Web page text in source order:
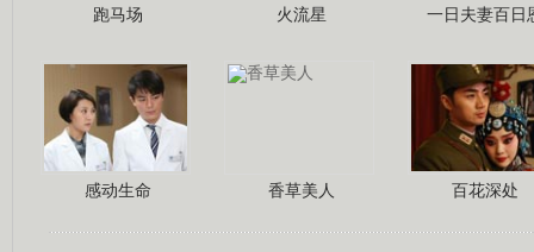
跑马场 火流星 一日夫妻百日
感动生命 香草美人 百花深处